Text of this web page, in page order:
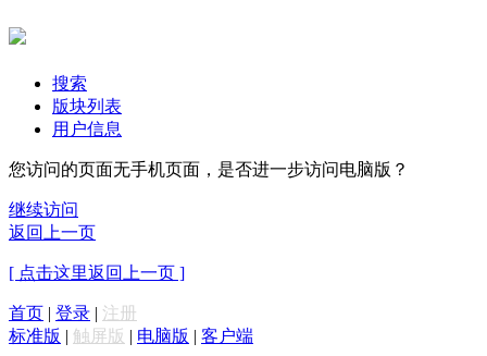
搜索
版块列表
用户信息
您访问的页面无手机页面，是否进一步访问电脑版？
继续访问
返回上一页
[ 点击这里返回上一页 ]
首页 | 登录 | 注册
标准版 | 触屏版 | 电脑版 | 客户端